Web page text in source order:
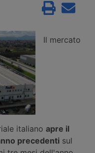
Il mercato
italiano apre il
precedenti sul